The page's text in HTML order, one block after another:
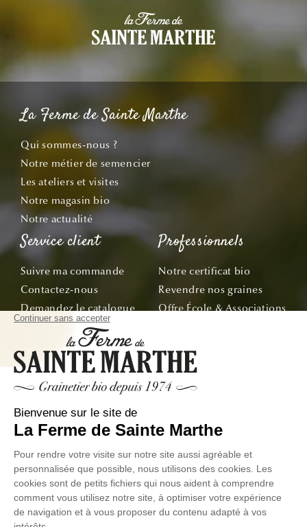
La Ferme de Sainte Marthe
Qui sommes-nous ?
Notre métier de semencier
Les ateliers et visites
Notre magasin bio
Notre actualité
Service client
Suivre ma commande
Contactez-nous
Demandez le catalogue
Bon de commande
Tous nos conseils
Professionnels
Notre certificat bio
Revendre nos graines
Offre École & Associations
Abonnez-vous
E-mail
© La Ferme de Sainte Marthe - Tous droit réservés
Données